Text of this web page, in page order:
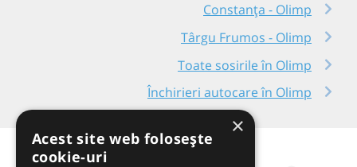
Constanța - Olimp
Târgu Frumos - Olimp
Toate sosirile în Olimp
Închirieri autocare în Olimp
×
Acest site web folosește
cookie-uri